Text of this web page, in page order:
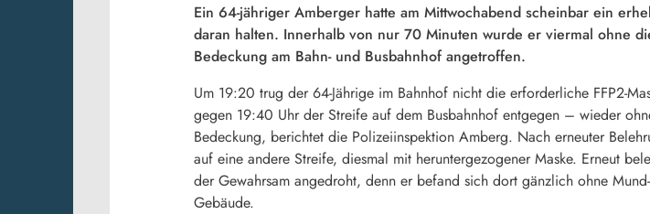
Ein 64-jähriger Amberger hatte am Mittwochabend scheinbar ein
daran halten. Innerhalb von nur 70 Minuten wurde er viermal ohne
Bedeckung am Bahn- und Busbahnhof angetroffen.
Um 19:20 trug der 64-Jährige im Bahnhof nicht die erforderliche FFP2-
gegen 19:40 Uhr der Streife auf dem Busbahnhof entgegen – wieder
Bedeckung, berichtet die Polizeiinspektion Amberg. Nach erneuter
auf eine andere Streife, diesmal mit heruntergezogener Maske. Erneut
der Gewahrsam angedroht, denn er befand sich dort gänzlich ohne
Gebäude.